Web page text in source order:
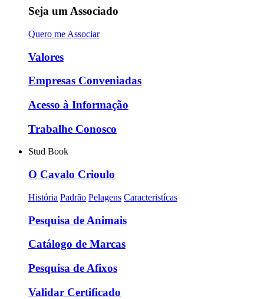
Seja um Associado
Quero me Associar
Valores
Empresas Conveniadas
Acesso à Informação
Trabalhe Conosco
Stud Book
O Cavalo Crioulo
História Padrão Pelagens Caracteristícas
Pesquisa de Animais
Catálogo de Marcas
Pesquisa de Afixos
Validar Certificado